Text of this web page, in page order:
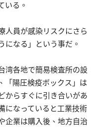
いる。
人員が感染リスクにさら
になる」という事だ。
湾各地で簡易検査所の設
「陽圧検疫ボックス」は
からすぐに引き合いがあ
になっていると工業技術
企業は購入後、地方自治